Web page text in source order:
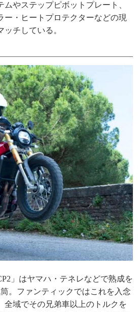
やステップピボットプレート、
ー・ヒートプロテクターなどの現
チしている。
」はヤマハ・テネレなどで熟成を
。ファンティックではこれを入念
全域でその兄弟車以上のトルクを